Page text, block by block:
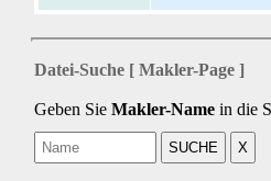
Datei-Suche [ Makler-Page ]
Geben Sie Makler-Name in die